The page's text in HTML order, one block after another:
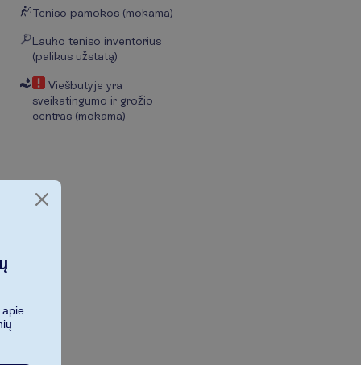
Teniso pamokos (mokama)
Lauko teniso inventorius
(palikus užstatą)
Viešbutyje yra
sveikatingumo ir grožio
centras (mokama)